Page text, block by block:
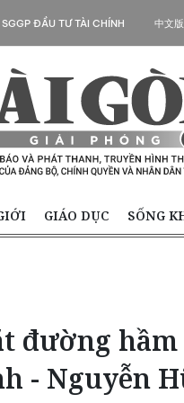
SGGP ĐẦU TƯ TÀI CHÍNH 中文版
GIÁO DỤC SỐNG
đường
- Nguyễn